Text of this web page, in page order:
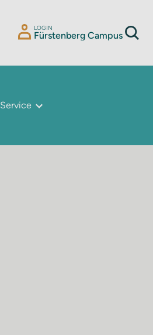
LOGIN
Fürstenberg Campus
Service